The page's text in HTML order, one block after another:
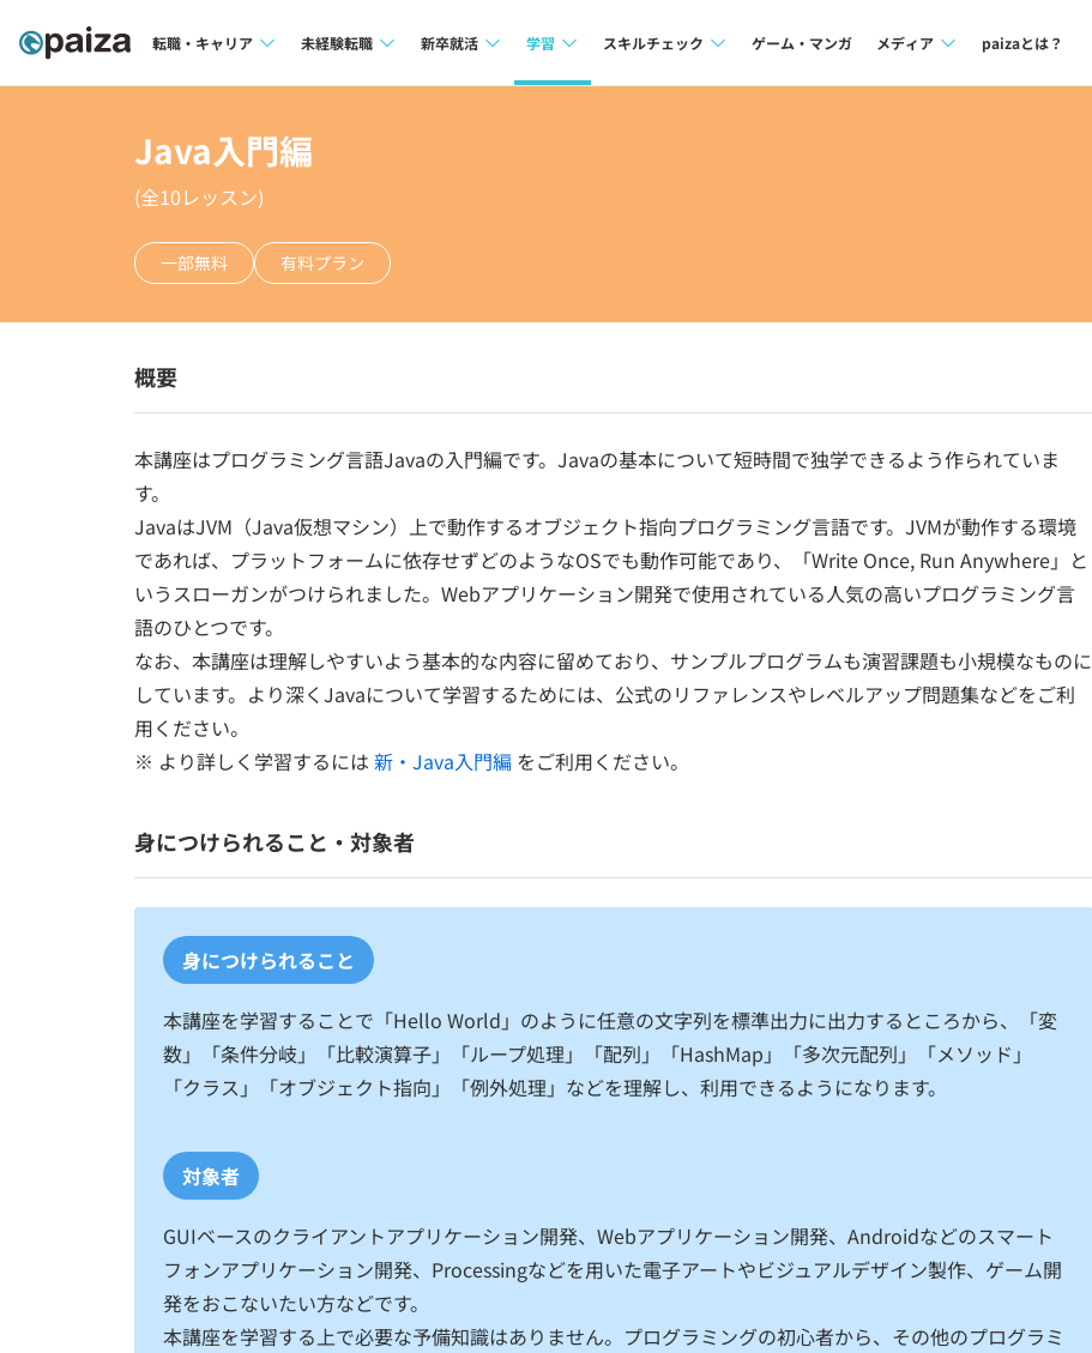
転職・キャリア
インタビュー
転職エージェント
未経験転職 新卒就活
イベント・セミナー
就活成功ガイド
学習
リファレンス
個人向けプラン
法人向けプラン
学校向けプラン
契約内容・クーポン
スキルチェック ゲーム・マンガ メディア paizaとは？
Java入門編
(全10レッスン)
一部無料 有料プラン
概要
本講座はプログラミング言語Javaの入門編です。Javaの基本について短時間で独学できるよう作られていま
す。
JavaはJVM（Java仮想マシン）上で動作するオブジェクト指向プログラミング言語です。JVMが動作する環境
であれば、プラットフォームに依存せずどのようなOSでも動作可能であり、「Write Once, Run Anywhere」と
いうスローガンがつけられました。Webアプリケーション開発で使用されている人気の高いプログラミング言
語のひとつです。
なお、本講座は理解しやすいよう基本的な内容に留めており、サンプルプログラムも演習課題も小規模なものに
しています。より深くJavaについて学習するためには、公式のリファレンスやレベルアップ問題集などをご利
用ください。
※ より詳しく学習するには 新・Java入門編 をご利用ください。
身につけられること・対象者
身につけられること
本講座を学習することで「Hello World」のように任意の文字列を標準出力に出力するところから、「変
数」「条件分岐」「比較演算子」「ループ処理」「配列」「HashMap」「多次元配列」「メソッド」
「クラス」「オブジェクト指向」「例外処理」などを理解し、利用できるようになります。
対象者
GUIベースのクライアントアプリケーション開発、Webアプリケーション開発、Androidなどのスマート
フォンアプリケーション開発、Processingなどを用いた電子アートやビジュアルデザイン製作、ゲーム開
発をおこないたい方などです。
本講座を学習する上で必要な予備知識はありません。プログラミングの初心者から、その他のプログラミ